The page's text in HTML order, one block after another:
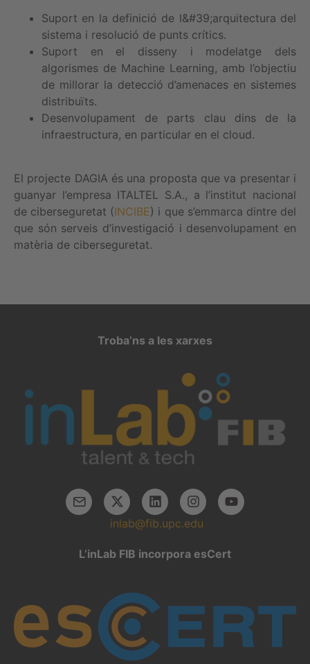
Suport en la definició de l&#39;arquitectura del
sistema i resolució de punts crítics.
Suport en el disseny i modelatge dels
algorismes de Machine Learning, amb l’objectiu
de millorar la detecció d’amenaces en sistemes
distribuïts.
Desenvolupament de parts clau dins de la
infraestructura, en particular en el cloud.
El projecte DAGIA és una proposta que va presentar i
guanyar l’empresa ITALTEL S.A., a l’institut nacional
de ciberseguretat (INCIBE) i que s’emmarca dintre del
que són serveis d’investigació i desenvolupament en
matèria de ciberseguretat.
Troba’ns a les xarxes
inlab@fib.upc.edu
L’inLab FIB incorpora esCert